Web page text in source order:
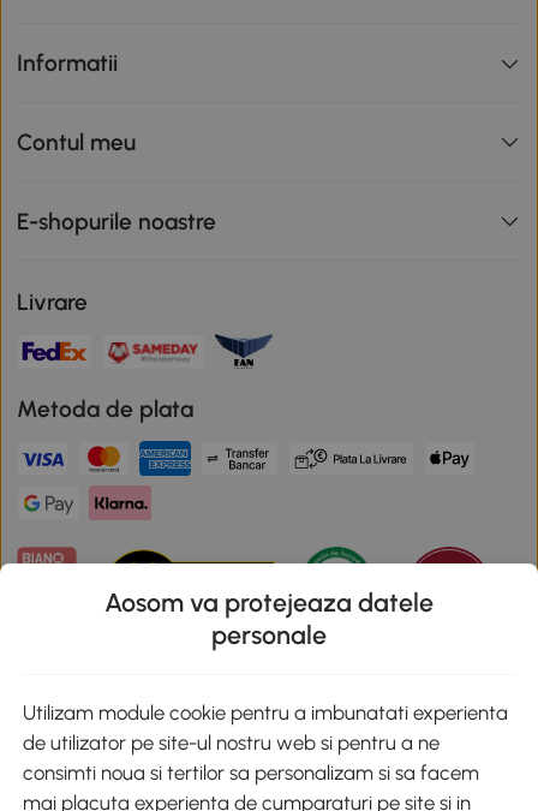
Informatii
Contul meu
E-shopurile noastre
Livrare
Metoda de plata
Descarca aplicatia Aosom
Google Play
Aosom va protejeaza datele
personale
Utilizam module cookie pentru a imbunatati experienta
de utilizator pe site-ul nostru web si pentru a ne
consimti noua si tertilor sa personalizam si sa facem
mai placuta experienta de cumparaturi pe site si in